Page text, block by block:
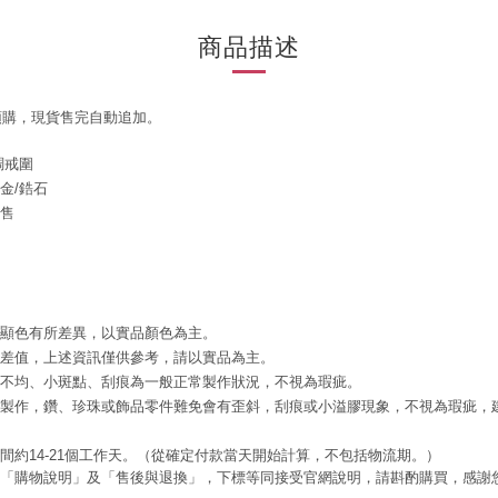
商品描述
，現貨售完自動追加。
圍
/鋯石
色有所差異，以實品顏色為主。
值，上述資訊僅供參考，請以實品為主。
均、小斑點、刮痕為一般正常製作狀況，不視為瑕疵。
作，鑽、珍珠或飾品零件難免會有歪斜，刮痕或小溢膠現象，不視為瑕疵，
約14-21個工作天。（從確定付款當天開始計算，不包括物流期。）
購物說明」及「售後與退換」，下標等同接受官網說明，請斟酌購買，感謝